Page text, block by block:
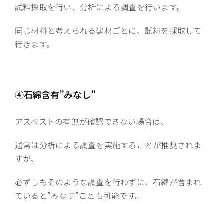
試料採取を行い、分析による調査を行います。
同じ材料と考えられる建材ごとに、試料を採取して
行きます。
④石綿含有”みなし”
アスベストの有無が確認できない場合は、
通常は分析による調査を実施することが推奨されま
すが、
必ずしもそのような調査を行わずに、石綿が含まれ
ていると”みなす”ことも可能です。